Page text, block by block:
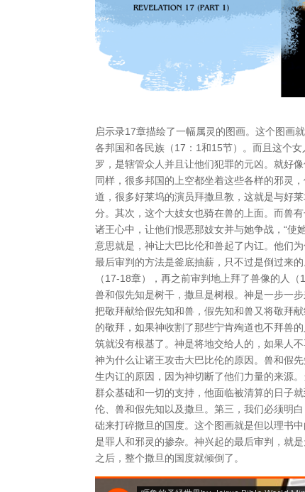
启示录17章描绘了一幅属灵的图画。这个图画
各邦国和各民族（17：1和15节）。而且这个
罗，是辖管众人并且让他们犯罪的元凶。就好
同样，很多邦国的上空都坐着这些各样的邪灵
道，很多好莱坞的演员拜撒旦教，这就是与好
分。其次，这个大妓女也骑在兽的上面。而兽
诸王心中，让他们恨恶那妓女并与她争战，“使
意思就是，神让大巴比伦和兽起了内讧。他们
最后审判的方法是釜底抽薪，只不过是倒过来
（17-18章），再之前审判地上拜了兽像的人
兽和假先知是树干，撒旦是树根。神是一步一
把敬拜献给假先知和兽，假先知和兽又将敬拜
的敬拜，如果神收割了那些宁肯殉道也不拜兽
筑就没有根基了。神是将地交给人的，如果人
神为什么让诸王攻击大巴比伦的原因。兽和假
生内讧的原因，因为神切断了他们力量的来源
群众基础和一切的支持，他面临被清算的日子
伦、兽和假先知以及撒旦。第三，我们必须明
础来打碎撒旦的国度。这个图画就是但以理书
是罪人和邪灵的掺杂。神兴起的最后审判，就
之后，整个撒旦的国度就倾倒了。